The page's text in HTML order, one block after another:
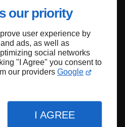
our priority
user experience by
ads, as well as
social networks
"I Agree" you consent to
our providers Google
I AGREE
de page